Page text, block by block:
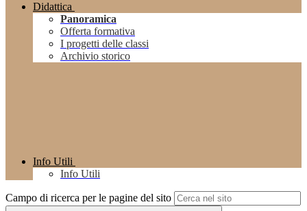
Didattica
Panoramica
Offerta formativa
I progetti delle classi
Archivio storico
Info Utili
Info Utili
Campo di ricerca per le pagine del sito